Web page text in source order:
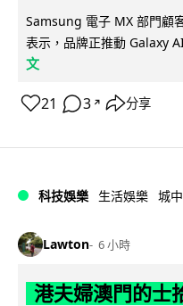
Samsung 電子 MX 部門顧
表示，品牌正推動 Galaxy
文
21 3 ↗ 分享
科技娛樂 生活娛樂 城
Lawton 6 小時
港夫婦澳門的士